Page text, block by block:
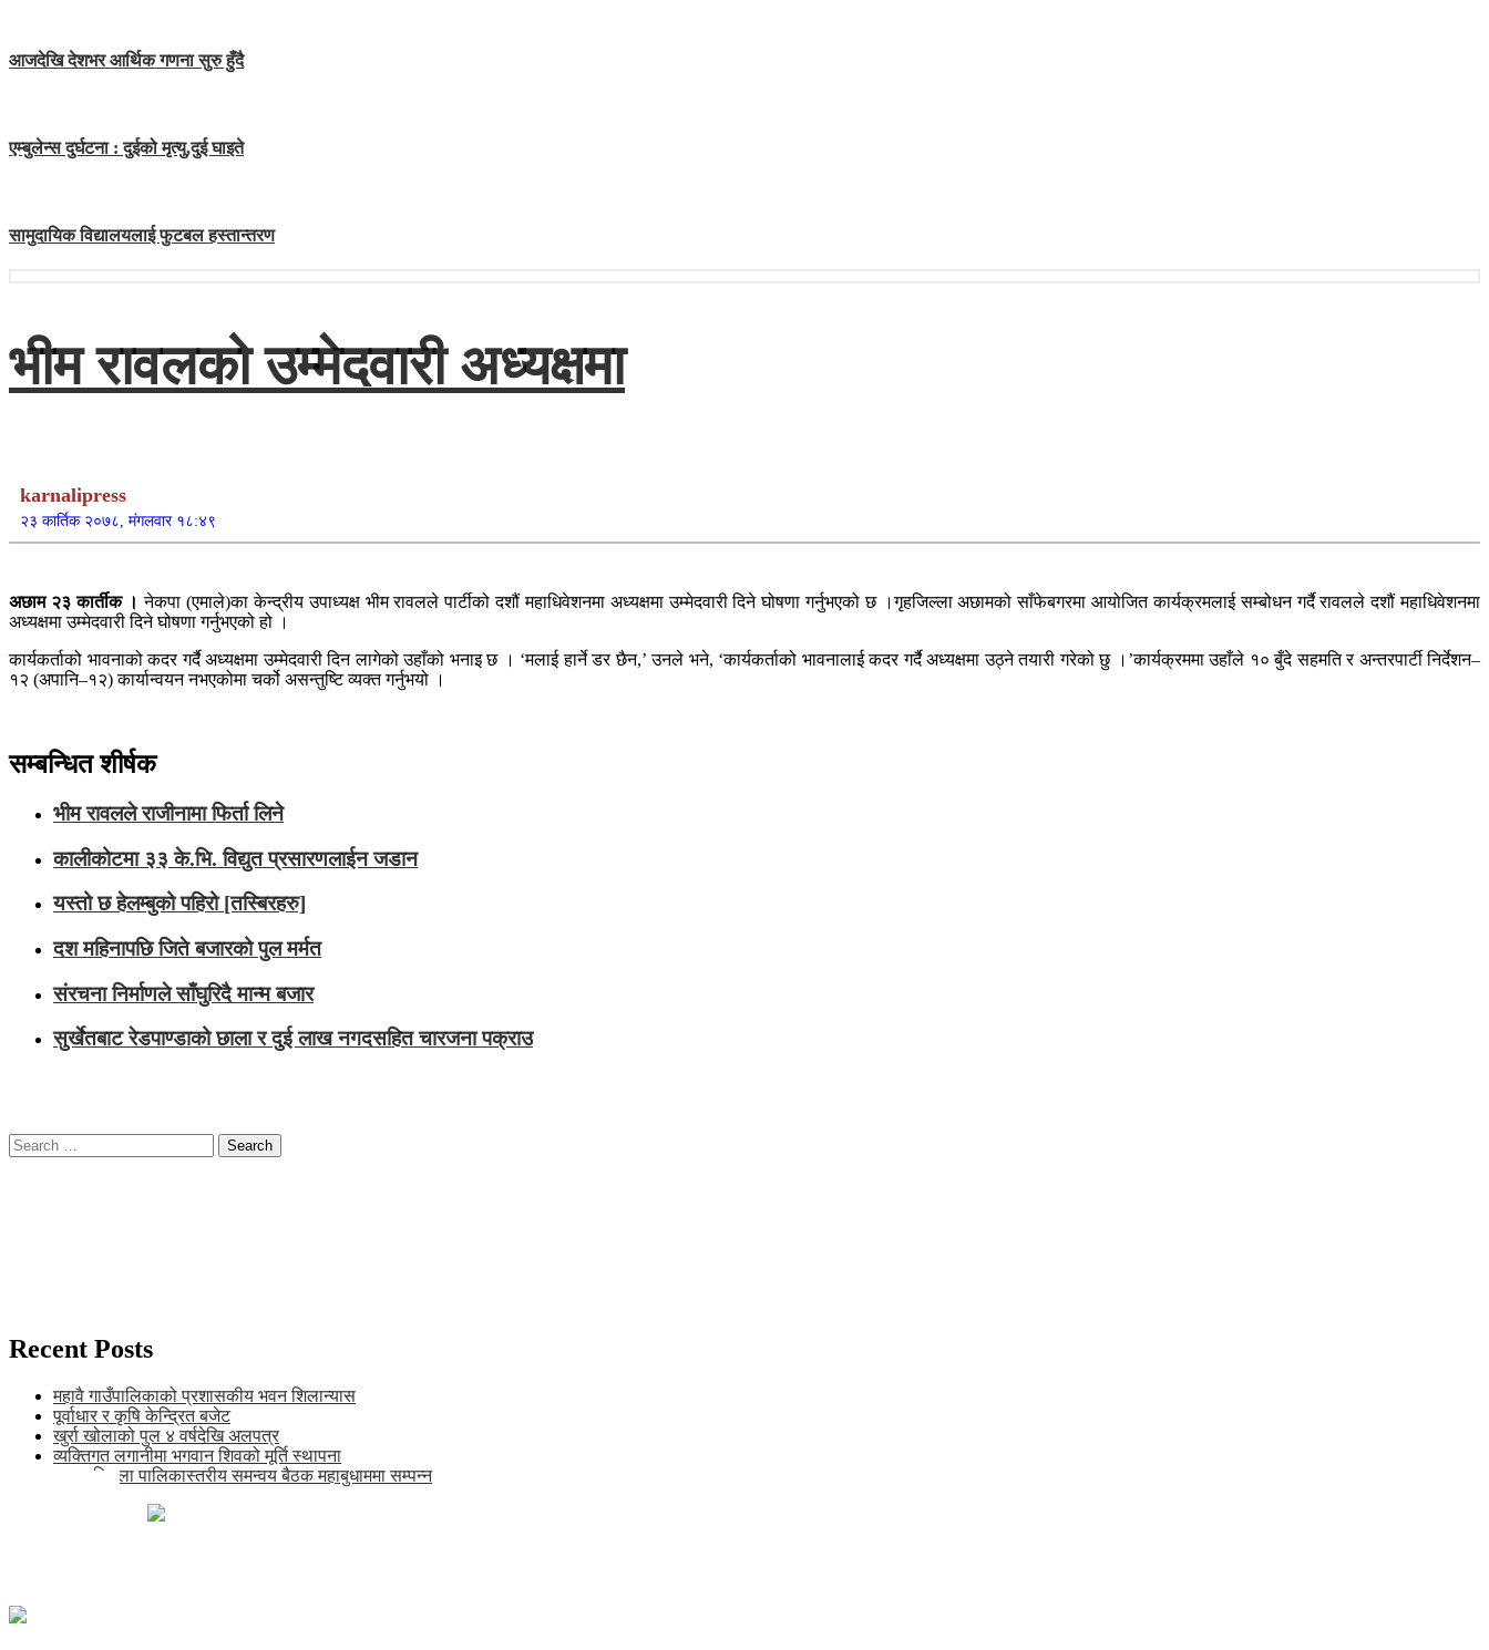
आजदेखि देशभर आर्थिक गणना सुरु हुँदै
एम्बुलेन्स दुर्घटना : दुईको मृत्यु,दुई घाइते
सामुदायिक विद्यालयलाई फुटबल हस्तान्तरण
भीम रावलको उम्मेदवारी अध्यक्षमा
karnalipress
२३ कार्तिक २०७८, मंगलवार १८:४९
अछाम २३ कार्तीक । नेकपा (एमाले)का केन्द्रीय उपाध्यक्ष भीम रावलले पार्टीको दशौं महाधिवेशनमा अध्यक्षमा उम्मेदवारी दिने घोषणा गर्नुभएको छ ।गृहजिल्ला अछामको साँफेबगरमा आयोजित कार्यक्रमलाई सम्बोधन गर्दै रावलले दशौं महाधिवेशनमा
अध्यक्षमा उम्मेदवारी दिने घोषणा गर्नुभएको हो ।
कार्यकर्ताको भावनाको कदर गर्दै अध्यक्षमा उम्मेदवारी दिन लागेको उहाँको भनाइ छ । ‘मलाई हार्ने डर छैन,’ उनले भने, ‘कार्यकर्ताको भावनालाई कदर गर्दै अध्यक्षमा उठ्ने तयारी गरेको छु ।’कार्यक्रममा उहाँले १० बुँदे सहमति र अन्तरपार्टी निर्देशन–
१२ (अपानि–१२) कार्यान्वयन नभएकोमा चर्को असन्तुष्टि व्यक्त गर्नुभयो ।
सम्बन्धित शीर्षक
भीम रावलले राजीनामा फिर्ता लिने
कालीकोटमा ३३ के.भि. विद्युत प्रसारणलाईन जडान
यस्तो छ हेलम्बुको पहिरो [तस्बिरहरु]
दश महिनापछि जिते बजारको पुल मर्मत
संरचना निर्माणले साँघुरिदै मान्म बजार
सुर्खेतबाट रेडपाण्डाको छाला र दुई लाख नगदसहित चारजना पक्राउ
Search
for:
Recent Posts
महावै गाउँपालिकाको प्रशासकीय भवन शिलान्यास
पूर्वाधार र कृषि केन्द्रित बजेट
खुर्रा खोलाको पुल ४ वर्षदेखि अलपत्र
व्यक्तिगत लगानीमा भगवान शिवको मूर्ति स्थापना
अन्तर जिल्ला पालिकास्तरीय समन्वय बैठक महाबुधाममा सम्पन्न